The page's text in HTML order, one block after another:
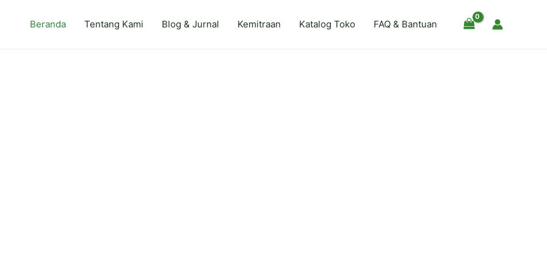
Beranda Tentang Kami Blog & Jurnal Kemitraan Katalog Toko FAQ & Bantuan